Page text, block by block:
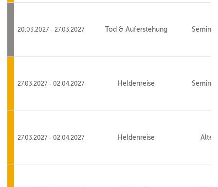
20.03.2027 - 27.03.2027 Tod & Auferstehung
27.03.2027 - 02.04.2027 Heldenreise
27.03.2027 - 02.04.2027 Heldenreise Alte